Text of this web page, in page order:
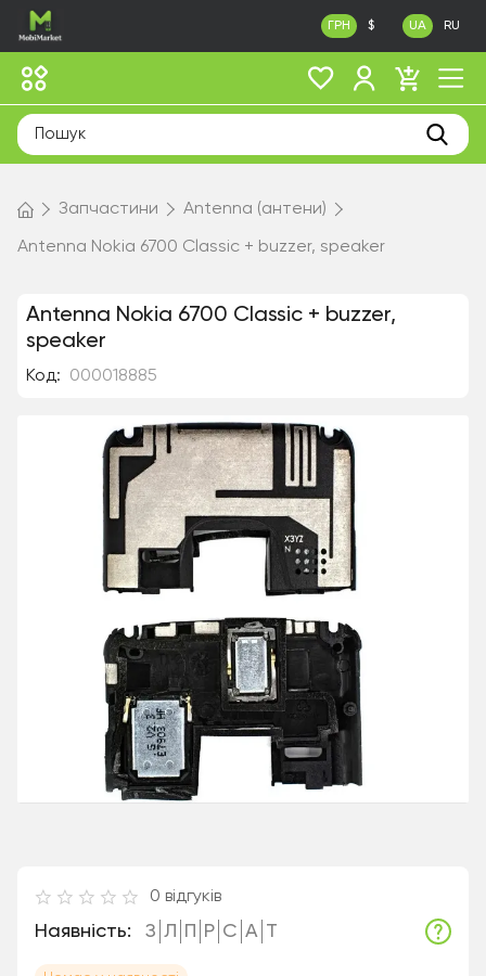
ГРН $ UA RU
Запчастини Antenna (антени)
Antenna Nokia 6700 Classic + buzzer, speaker
Antenna Nokia 6700 Classic + buzzer,
speaker
Код: 000018885
0 відгуків
Наявність: З Л П Р С А Т